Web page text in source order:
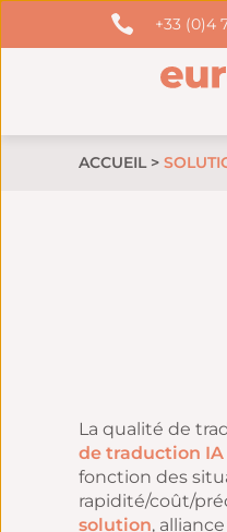
+33 (0)4
ACCUEIL>
La qualité de
de traduction IA
fonction des
rapidité/coût/
solution,